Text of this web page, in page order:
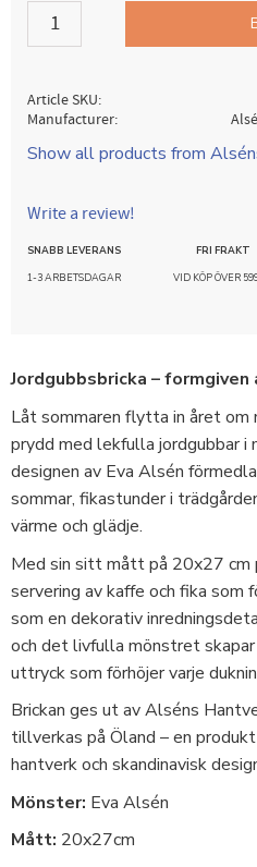
Article SKU
Manufacturer
Show all products from
Write a review!
SNABB LEVERANS
1-3 ARBETSDAGAR
FRI FRAKT
VID KÖP ÖVER
Jordgubbsbricka – formgiven
Låt sommaren flytta in året om
prydd med lekfulla jordgubbar i
designen av Eva Alsén
sommar, fikastunder i
värme och glädje.
Med sin sitt mått på 20x27 cm
servering av kaffe och fika som
som en dekorativ
och det livfulla mönstret
uttryck som förhöjer varje
Brickan ges ut av Alséns
tillverkas på Öland – en
hantverk och skandinavisk
Mönster: Eva Alsén
Mått: 20x27cm